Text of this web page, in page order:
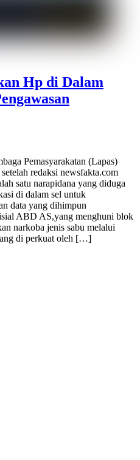
Hp di Dalam
Pemasyarakatan (Lapas)
redaksi newsfakta.com
satu narapidana yang diduga
di dalam sel untuk
data yang dihimpun
ABD AS,yang menghuni blok
narkoba jenis sabu melalui
di perkuat oleh […]